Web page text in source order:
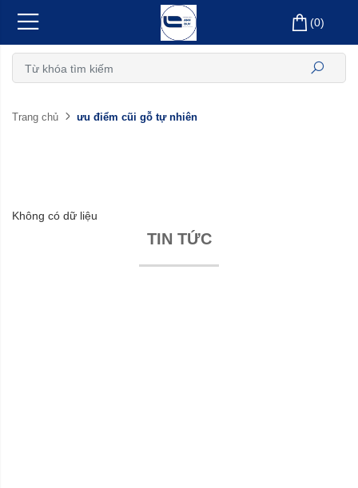
(0)
Trang chủ ưu điểm cũi gỗ tự nhiên
Không có dữ liệu
TIN TỨC